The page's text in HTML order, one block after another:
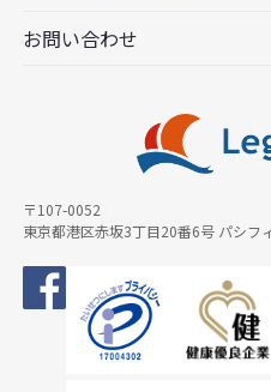
〒107-0052
東京都港区赤坂3丁目20番6号 パシフ
お問い合わせ